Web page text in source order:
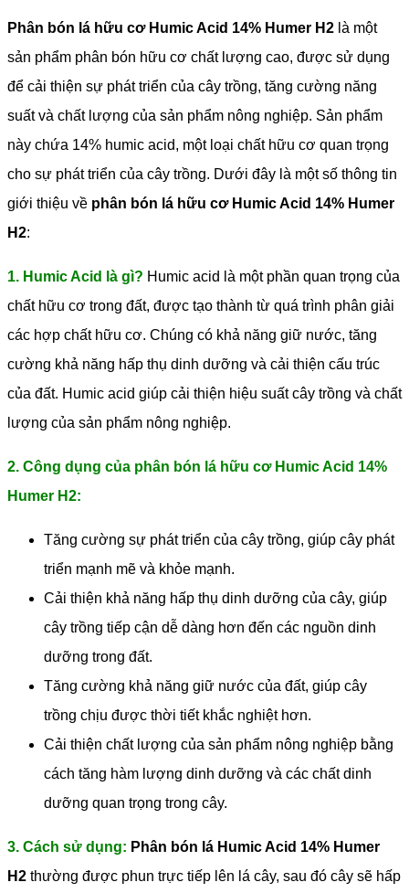
Phân bón lá hữu cơ Humic Acid 14% Humer H2 là một
sản phẩm phân bón hữu cơ chất lượng cao, được sử dụng
để cải thiện sự phát triển của cây trồng, tăng cường năng
suất và chất lượng của sản phẩm nông nghiệp. Sản phẩm
này chứa 14% humic acid, một loại chất hữu cơ quan trọng
cho sự phát triển của cây trồng. Dưới đây là một số thông tin
giới thiệu về phân bón lá hữu cơ Humic Acid 14% Humer
H2:
1. Humic Acid là gì? Humic acid là một phần quan trọng của
chất hữu cơ trong đất, được tạo thành từ quá trình phân giải
các hợp chất hữu cơ. Chúng có khả năng giữ nước, tăng
cường khả năng hấp thụ dinh dưỡng và cải thiện cấu trúc
của đất. Humic acid giúp cải thiện hiệu suất cây trồng và chất
lượng của sản phẩm nông nghiệp.
2. Công dụng của phân bón lá hữu cơ Humic Acid 14%
Humer H2:
Tăng cường sự phát triển của cây trồng, giúp cây phát
triển mạnh mẽ và khỏe mạnh.
Cải thiện khả năng hấp thụ dinh dưỡng của cây, giúp
cây trồng tiếp cận dễ dàng hơn đến các nguồn dinh
dưỡng trong đất.
Tăng cường khả năng giữ nước của đất, giúp cây
trồng chịu được thời tiết khắc nghiệt hơn.
Cải thiện chất lượng của sản phẩm nông nghiệp bằng
cách tăng hàm lượng dinh dưỡng và các chất dinh
dưỡng quan trọng trong cây.
3. Cách sử dụng: Phân bón lá Humic Acid 14% Humer
H2 thường được phun trực tiếp lên lá cây, sau đó cây sẽ hấp